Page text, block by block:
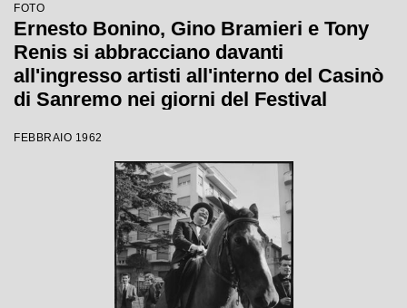
FOTO
Ernesto Bonino, Gino Bramieri e Tony
Renis si abbracciano davanti
all'ingresso artisti all'interno del Casinò
di Sanremo nei giorni del Festival
FEBBRAIO 1962